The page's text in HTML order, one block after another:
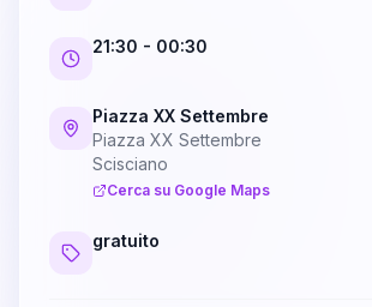
21:30 - 00:30
Piazza XX Settembre
Piazza XX Settembre
Scisciano
Cerca su Google Maps
gratuito